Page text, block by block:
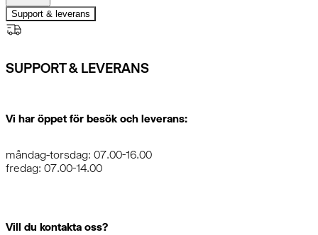
Support & leverans
SUPPORT & LEVERANS
Vi har öppet för besök och leverans:
måndag-torsdag: 07.00-16.00
fredag: 07.00-14.00
Vill du kontakta oss?